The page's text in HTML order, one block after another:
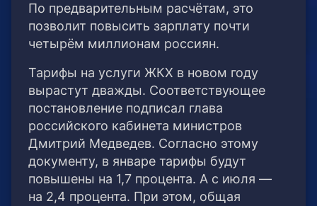
По предварительным расчётам, это
позволит повысить зарплату почти
четырём миллионам россиян.
Тарифы на услуги ЖКХ в новом году
вырастут дважды. Соответствующее
постановление подписал глава
российского кабинета министров
Дмитрий Медведев. Согласно этому
документу, в январе тарифы будут
повышены на 1,7 процента. А с июля —
на 2,4 процента. При этом, общая